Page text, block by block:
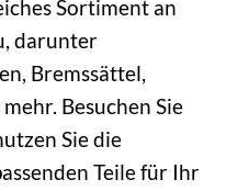
Sortiment an
darunter
Bremssättel,
Besuchen Sie
Sie die
Teile für Ihr